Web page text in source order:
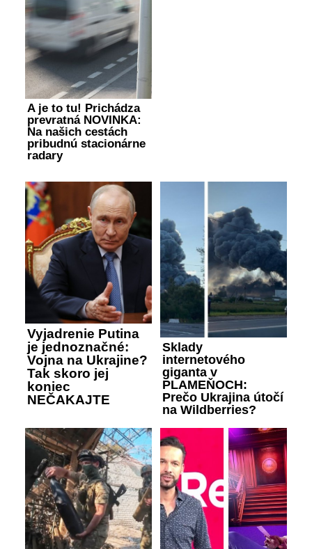
A je to tu! Prichádza
prevratná NOVINKA:
Na našich cestách
pribudnú stacionárne
radary
Vyjadrenie Putina
je jednoznačné:
Vojna na Ukrajine?
Tak skoro jej
koniec
NEČAKAJTE
Sklady
internetového
giganta v
PLAMEŇOCH:
Prečo Ukrajina útočí
na Wildberries?